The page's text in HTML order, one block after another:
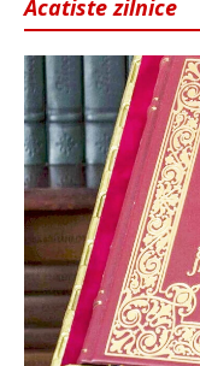
Acatiste zilnice